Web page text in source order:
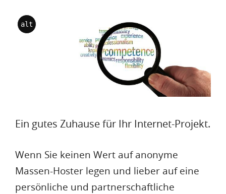
alt
Ein gutes Zuhause für Ihr Internet-Projekt.
Wenn Sie keinen Wert auf anonyme
Massen-Hoster legen und lieber auf eine
persönliche und partnerschaftliche